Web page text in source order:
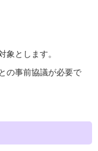
とします。
の事前協議が必要で